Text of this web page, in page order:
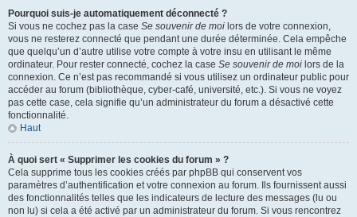
Pourquoi suis-je automatiquement déconnecté ?
Si vous ne cochez pas la case Se souvenir de moi lors de votre connexion,
vous ne resterez connecté que pendant une durée déterminée. Cela empêche
que quelqu’un d’autre utilise votre compte à votre insu en utilisant le même
ordinateur. Pour rester connecté, cochez la case Se souvenir de moi lors de la
connexion. Ce n’est pas recommandé si vous utilisez un ordinateur public pour
accéder au forum (bibliothèque, cyber-café, université, etc.). Si vous ne voyez
pas cette case, cela signifie qu’un administrateur du forum a désactivé cette
fonctionnalité.
Haut
À quoi sert « Supprimer les cookies du forum » ?
Cela supprime tous les cookies créés par phpBB qui conservent vos
paramètres d’authentification et votre connexion au forum. Ils fournissent aussi
des fonctionnalités telles que les indicateurs de lecture des messages (lu ou
non lu) si cela a été activé par un administrateur du forum. Si vous rencontrez